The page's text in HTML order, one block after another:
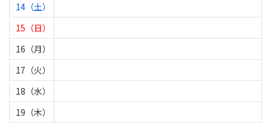
14（土）
15（日）
16（月）
17（火）
18（水）
19（木）